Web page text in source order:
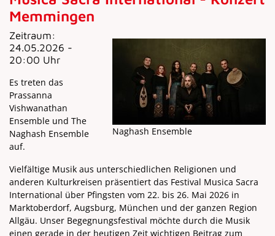
Memmingen
Naghash Ensemble
Zeitraum:
24.05.2026 -
20:00 Uhr
Es treten das
Prassanna
Vishwanathan
Ensemble und The
Naghash Ensemble
auf.
Vielfältige Musik aus unterschiedlichen Religionen und
anderen Kulturkreisen präsentiert das Festival Musica Sacra
International über Pfingsten vom 22. bis 26. Mai 2026 in
Marktoberdorf, Augsburg, München und der ganzen Region
Allgäu. Unser Begegnungsfestival möchte durch die Musik
einen gerade in der heutigen Zeit wichtigen Beitrag zum